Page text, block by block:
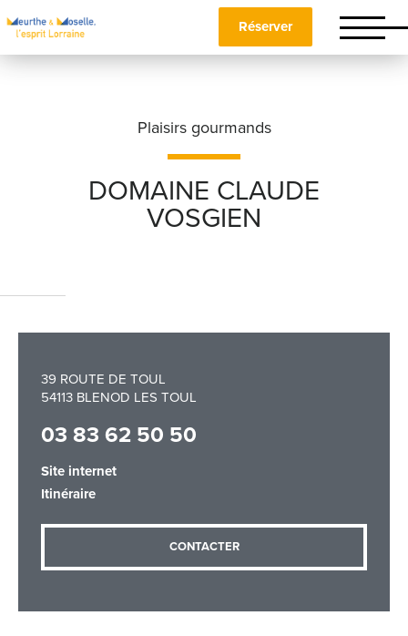
Réserver
Plaisirs gourmands
DOMAINE CLAUDE
VOSGIEN
39 ROUTE DE TOUL
54113 BLENOD LES TOUL
03 83 62 50 50
Site internet
Itinéraire
CONTACTER
Téléphone
Adresse email
Message*